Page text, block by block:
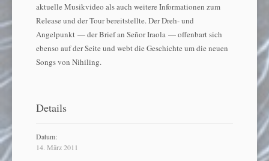
aktuelle Musikvideo als auch weitere Informationen zum
Release und der Tour bereitstellte. Der Dreh- und
Angelpunkt — der Brief an Señor Iraola — offenbart sich
ebenso auf der Seite und webt die Geschichte um die neuen
Songs von Nihiling.
Details
Datum:
14. März 2011